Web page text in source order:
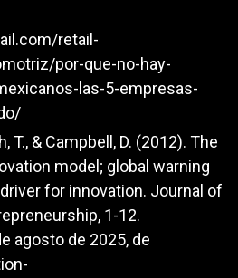
retail-
por-que-no-hay-
las-5-empresas-
T., & Campbell, D. (2012). The
model; global warning
for innovation. Journal of
1-12.
agosto de 2025, de